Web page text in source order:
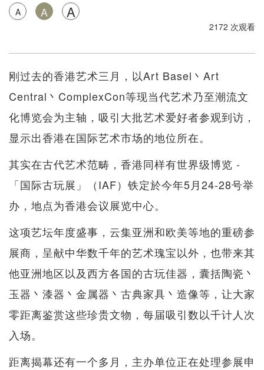
A A A
2172 次观看
刚过去的香港艺术三月，以Art Basel丶Art
Central丶ComplexCon等现当代艺术乃至潮流文
化博览会为主轴，吸引大批艺术爱好者参观到访，
显示出香港在国际艺术市场的地位所在。
其实在古代艺术范畴，香港同样有世界级博览 -
「国际古玩展」（IAF）铁定於今年5月24-28号举
办，地点为香港会议展览中心。
这项艺坛年度盛事，云集亚洲和欧美等地的重磅参
展商，呈献中华数千年的艺术瑰宝以外，也带来其
他亚洲地区以及西方各国的古玩佳器，囊括陶瓷丶
玉器丶漆器丶金属器丶古典家具丶造像等，让大家
零距离鉴赏这些珍贵文物，每届吸引数以千计人次
入场。
距离揭幕还有一个多月，主办单位正在处理参展申